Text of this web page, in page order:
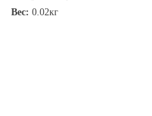
Вес: 0.02кг